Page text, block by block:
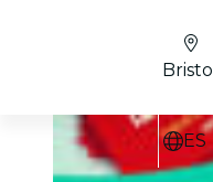
Bristol
ES